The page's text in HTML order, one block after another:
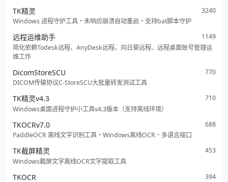
TK精灵
3240
Windows 进程守护工具・未响应崩溃自动重启・支持bat脚本守护
远程运维助手
1149
简化依赖Todesk远程、AnyDesk远程、向日葵远程、远程桌面账号管理运
维工作
DicomStoreSCU
770
DICOM传输协议C-StoreSCU大批量转发测试工具
TK精灵v4.3
710
Windows桌面进程守护小工具v4.3版本（支持离线环境）
TKOCRv7.0
688
PaddleOCR 离线文字识别工具・Windows离线OCR・多语言接口
TK截屏精灵
453
Windows截屏文字离线OCR文字提取工具
TKOCR 394